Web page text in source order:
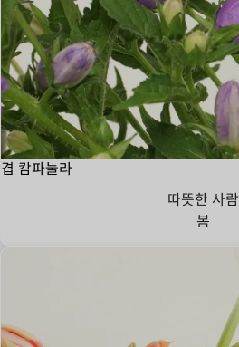
겹 캄파눌라
따뜻한 사람
봄